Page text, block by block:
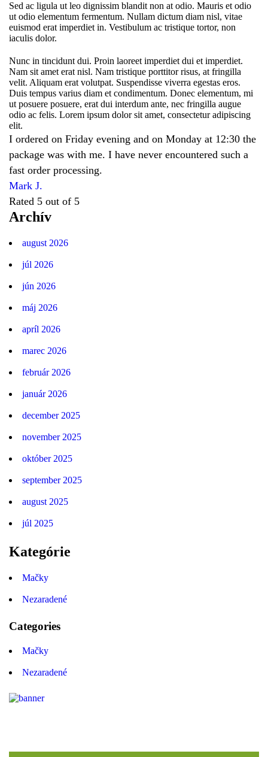
Sed ac ligula ut leo dignissim blandit non at odio. Mauris et odio
ut odio elementum fermentum. Nullam dictum diam nisl, vitae
euismod erat imperdiet in. Vestibulum ac tristique tortor, non
iaculis dolor.
Nunc in tincidunt dui. Proin laoreet imperdiet dui et imperdiet.
Nam sit amet erat nisl. Nam tristique porttitor risus, at fringilla
velit. Aliquam erat volutpat. Suspendisse viverra egestas eros.
Duis tempus varius diam et condimentum. Donec elementum, mi
ut posuere posuere, erat dui interdum ante, nec fringilla augue
odio ac felis. Lorem ipsum dolor sit amet, consectetur adipiscing
elit.
I ordered on Friday evening and on Monday at 12:30 the
package was with me. I have never encountered such a
fast order processing.
Mark J.
Rated 5 out of 5
Archív
august 2026
júl 2026
jún 2026
máj 2026
apríl 2026
marec 2026
február 2026
január 2026
december 2025
november 2025
október 2025
september 2025
august 2025
júl 2025
Kategórie
Mačky
Nezaradené
Categories
Mačky
Nezaradené